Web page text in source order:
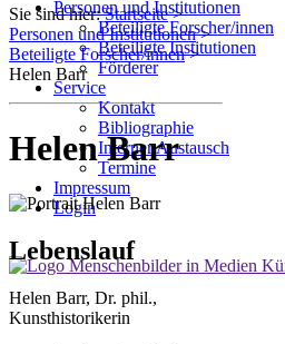
Personen und Institutionen
Beteiligte Forscher/innen
Beteiligte Institutionen
Förderer
Service
Kontakt
Bibliographie
Interner Austausch
Termine
Impressum
Login
Sie sind hier:Startseite>
Personen und Institutionen>
Beteiligte Forscher/innen>
Helen Barr
Helen Barr
Lebenslauf
Helen Barr, Dr. phil.,
Kunsthistorikerin